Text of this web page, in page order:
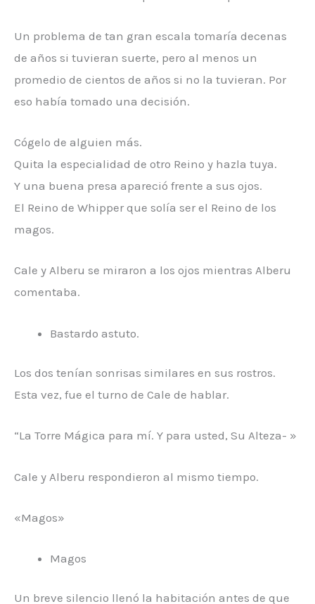
Un problema de tan gran escala tomaría decenas
de años si tuvieran suerte, pero al menos un
promedio de cientos de años si no la tuvieran. Por
eso había tomado una decisión.
Cógelo de alguien más.
Quita la especialidad de otro Reino y hazla tuya.
Y una buena presa apareció frente a sus ojos.
El Reino de Whipper que solía ser el Reino de los
magos.
Cale y Alberu se miraron a los ojos mientras Alberu
comentaba.
Bastardo astuto.
Los dos tenían sonrisas similares en sus rostros.
Esta vez, fue el turno de Cale de hablar.
“La Torre Mágica para mí. Y para usted, Su Alteza- »
Cale y Alberu respondieron al mismo tiempo.
«Magos»
Magos
Un breve silencio llenó la habitación antes de que